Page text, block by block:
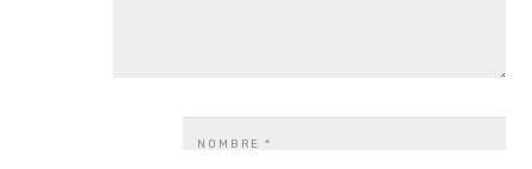
NOMBRE*